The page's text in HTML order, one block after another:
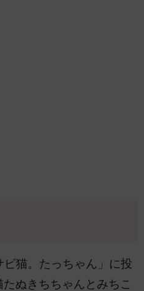
猫。たっちゃん」に投
ぬきちちゃんとみちこ